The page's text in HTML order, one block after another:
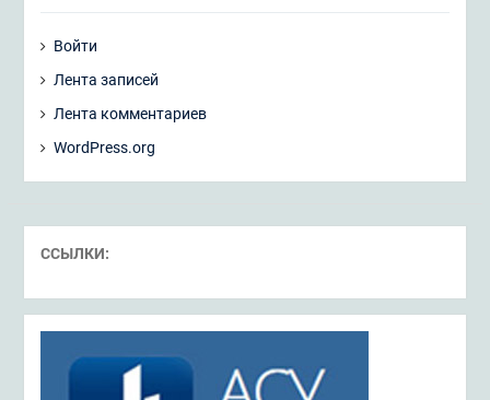
Войти
Лента записей
Лента комментариев
WordPress.org
ССЫЛКИ: